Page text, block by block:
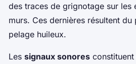
des traces de grignotage sur les
murs. Ces dernières résultent
pelage huileux.
Les signaux sonores